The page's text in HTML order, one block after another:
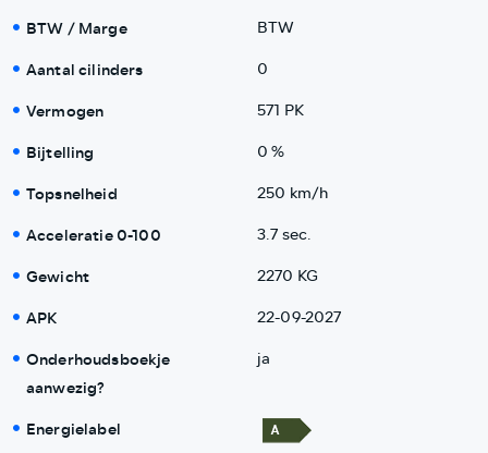
BTW / Marge BTW
Aantal cilinders 0
Vermogen 571 PK
Bijtelling 0 %
Topsnelheid 250 km/h
Acceleratie 0-100 3.7 sec.
Gewicht 2270 KG
APK 22-09-2027
Onderhoudsboekje
aanwezig?
ja
Energielabel